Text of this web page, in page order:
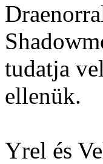
tudatja
ellenük.
Yrel és